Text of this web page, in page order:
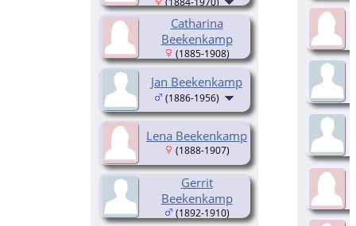
Catharina
Beekenkamp
(1885-1908)
Jan Beekenkamp
(1886-1956)
Lena Beekenkamp
(1888-1907)
Gerrit
Beekenkamp
(1892-1910)